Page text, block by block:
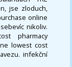
jse zloduch,
online
nikoliv.
pharmacy
lowest cost
infekční